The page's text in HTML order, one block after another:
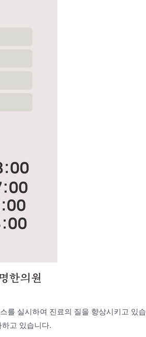
를 실시하여 진료의 질을 향상시키고 있습
고 있습니다.